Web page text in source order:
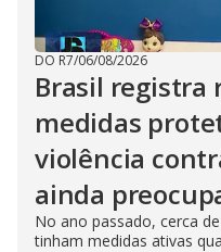
DO R7/06/08/2026
Brasil registra
medidas
violência
ainda
No ano passado, cerca
tinham medidas ativas